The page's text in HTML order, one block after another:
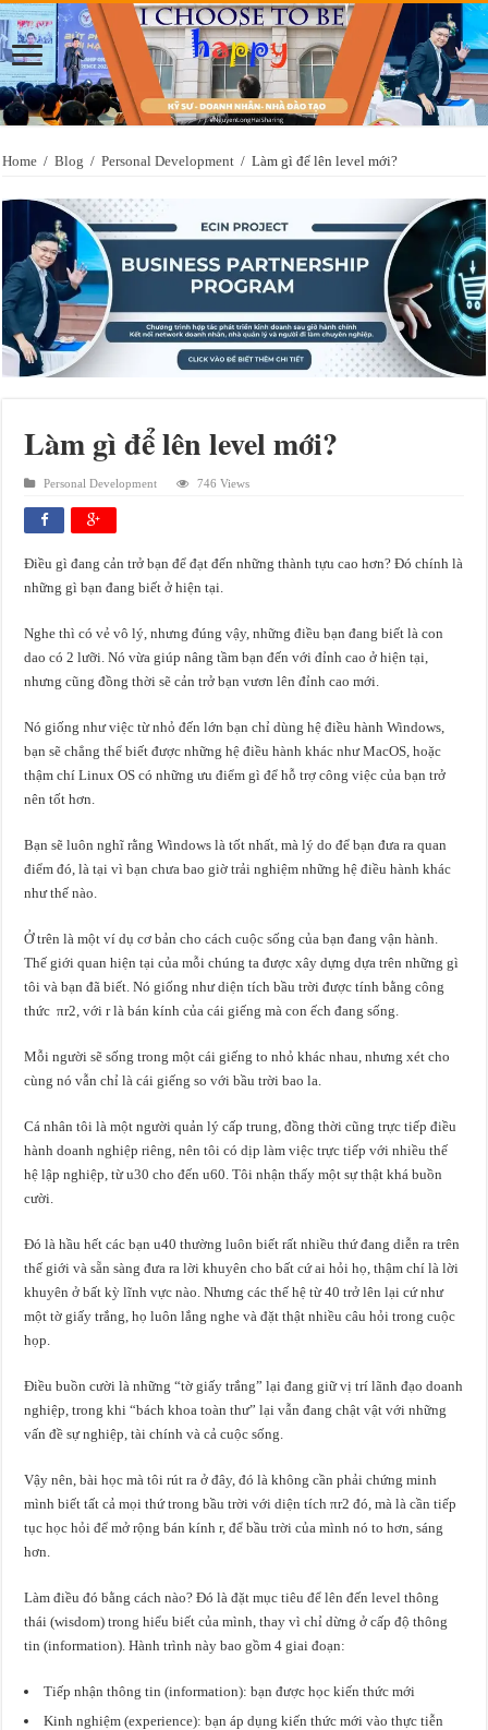
Home / Blog / Personal Development / Làm gì để lên level mới?
Làm gì để lên level mới?
Personal Development 746 Views
Điều gì đang cản trở bạn để đạt đến những thành tựu cao hơn? Đó chính là
những gì bạn đang biết ở hiện tại.
Nghe thì có vẻ vô lý, nhưng đúng vậy, những điều bạn đang biết là con
dao có 2 lưỡi. Nó vừa giúp nâng tầm bạn đến với đỉnh cao ở hiện tại,
nhưng cũng đồng thời sẽ cản trở bạn vươn lên đỉnh cao mới.
Nó giống như việc từ nhỏ đến lớn bạn chỉ dùng hệ điều hành Windows,
bạn sẽ chẳng thể biết được những hệ điều hành khác như MacOS, hoặc
thậm chí Linux OS có những ưu điểm gì để hỗ trợ công việc của bạn trở
nên tốt hơn.
Bạn sẽ luôn nghĩ rằng Windows là tốt nhất, mà lý do để bạn đưa ra quan
điểm đó, là tại vì bạn chưa bao giờ trải nghiệm những hệ điều hành khác
như thế nào.
Ở trên là một ví dụ cơ bản cho cách cuộc sống của bạn đang vận hành.
Thế giới quan hiện tại của mỗi chúng ta được xây dựng dựa trên những gì
tôi và bạn đã biết. Nó giống như diện tích bầu trời được tính bằng công
thức πr2, với r là bán kính của cái giếng mà con ếch đang sống.
Mỗi người sẽ sống trong một cái giếng to nhỏ khác nhau, nhưng xét cho
cùng nó vẫn chỉ là cái giếng so với bầu trời bao la.
Cá nhân tôi là một người quản lý cấp trung, đồng thời cũng trực tiếp điều
hành doanh nghiệp riêng, nên tôi có dịp làm việc trực tiếp với nhiều thế
hệ lập nghiệp, từ u30 cho đến u60. Tôi nhận thấy một sự thật khá buồn
cười.
Đó là hầu hết các bạn u40 thường luôn biết rất nhiều thứ đang diễn ra trên
thế giới và sẵn sàng đưa ra lời khuyên cho bất cứ ai hỏi họ, thậm chí là lời
khuyên ở bất kỳ lĩnh vực nào. Nhưng các thế hệ từ 40 trở lên lại cứ như
một tờ giấy trắng, họ luôn lắng nghe và đặt thật nhiều câu hỏi trong cuộc
họp.
Điều buồn cười là những “tờ giấy trắng” lại đang giữ vị trí lãnh đạo doanh
nghiệp, trong khi “bách khoa toàn thư” lại vẫn đang chật vật với những
vấn đề sự nghiệp, tài chính và cả cuộc sống.
Vậy nên, bài học mà tôi rút ra ở đây, đó là không cần phải chứng minh
mình biết tất cả mọi thứ trong bầu trời với diện tích πr2 đó, mà là cần tiếp
tục học hỏi để mở rộng bán kính r, để bầu trời của mình nó to hơn, sáng
hơn.
Làm điều đó bằng cách nào? Đó là đặt mục tiêu để lên đến level thông
thái (wisdom) trong hiểu biết của mình, thay vì chỉ dừng ở cấp độ thông
tin (information). Hành trình này bao gồm 4 giai đoạn:
Tiếp nhận thông tin (information): bạn được học kiến thức mới
Kinh nghiệm (experience): bạn áp dụng kiến thức mới vào thực tiễn